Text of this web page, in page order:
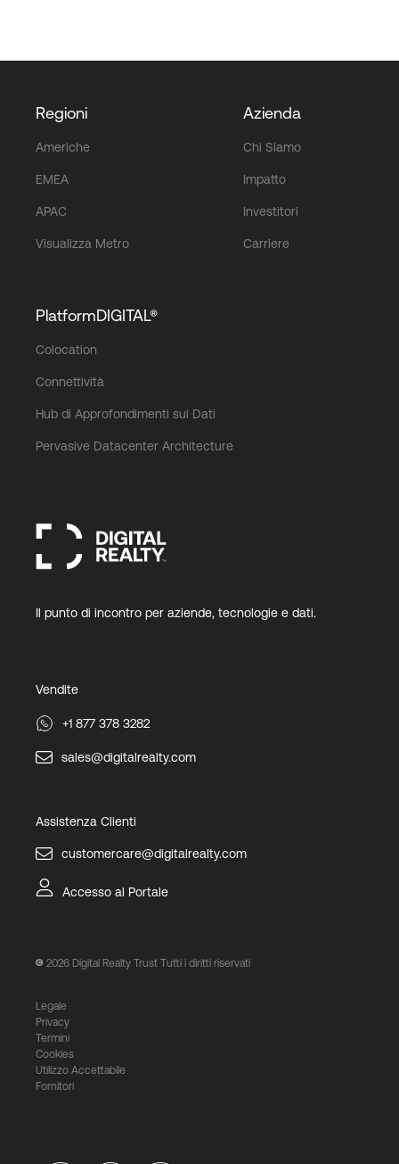
Regioni
Americhe
EMEA
APAC
Visualizza Metro
Azienda
Chi Siamo
Impatto
Investitori
Carriere
PlatformDIGITAL®
Colocation
Connettività
Hub di Approfondimenti sui Dati
Pervasive Datacenter Architecture
Il punto di incontro per aziende, tecnologie e dati.
Vendite
+1 877 378 3282
sales@digitalrealty.com
Assistenza Clienti
customercare@digitalrealty.com
Accesso al Portale
2026 Digital Realty Trust Tutti i diritti riservati
Legale
Privacy
Termini
Cookies
Utilizzo Accettabile
Fornitori